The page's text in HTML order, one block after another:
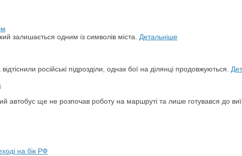
залишається одним із символів міста. Детальніше
російські підрозділи, однак бої на ділянці продовжуються.
автобус ще не розпочав роботу на маршруті та лише готувався до
на бік РФ